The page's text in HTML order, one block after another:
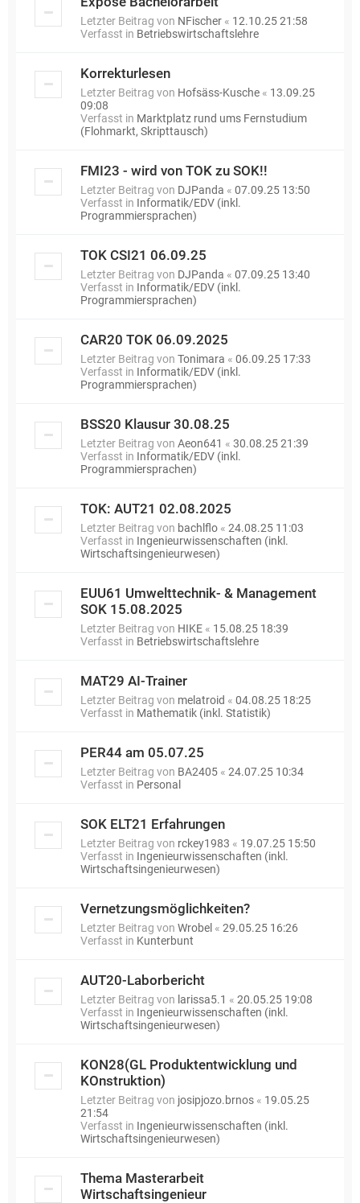
Letzter Beitrag von NFischer « 12.10.25 21:58
Verfasst in Betriebswirtschaftslehre
Korrekturlesen
Letzter Beitrag von Hofsäss-Kusche « 13.09.25
09:08
Verfasst in Marktplatz rund ums Fernstudium
(Flohmarkt, Skripttausch)
FMI23 - wird von TOK zu SOK!!
Letzter Beitrag von DJPanda « 07.09.25 13:50
Verfasst in Informatik/EDV (inkl.
Programmiersprachen)
TOK CSI21 06.09.25
Letzter Beitrag von DJPanda « 07.09.25 13:40
Verfasst in Informatik/EDV (inkl.
Programmiersprachen)
CAR20 TOK 06.09.2025
Letzter Beitrag von Tonimara « 06.09.25 17:33
Verfasst in Informatik/EDV (inkl.
Programmiersprachen)
BSS20 Klausur 30.08.25
Letzter Beitrag von Aeon641 « 30.08.25 21:39
Verfasst in Informatik/EDV (inkl.
Programmiersprachen)
TOK: AUT21 02.08.2025
Letzter Beitrag von bachlflo « 24.08.25 11:03
Verfasst in Ingenieurwissenschaften (inkl.
Wirtschaftsingenieurwesen)
EUU61 Umwelttechnik- & Management
SOK 15.08.2025
Letzter Beitrag von HIKE « 15.08.25 18:39
Verfasst in Betriebswirtschaftslehre
MAT29 AI-Trainer
Letzter Beitrag von melatroid « 04.08.25 18:25
Verfasst in Mathematik (inkl. Statistik)
PER44 am 05.07.25
Letzter Beitrag von BA2405 « 24.07.25 10:34
Verfasst in Personal
SOK ELT21 Erfahrungen
Letzter Beitrag von rckey1983 « 19.07.25 15:50
Verfasst in Ingenieurwissenschaften (inkl.
Wirtschaftsingenieurwesen)
Vernetzungsmöglichkeiten?
Letzter Beitrag von Wrobel « 29.05.25 16:26
Verfasst in Kunterbunt
AUT20-Laborbericht
Letzter Beitrag von larissa5.1 « 20.05.25 19:08
Verfasst in Ingenieurwissenschaften (inkl.
Wirtschaftsingenieurwesen)
KON28(GL Produktentwicklung und
KOnstruktion)
Letzter Beitrag von josipjozo.brnos « 19.05.25
21:54
Verfasst in Ingenieurwissenschaften (inkl.
Wirtschaftsingenieurwesen)
Thema Masterarbeit
Wirtschaftsingenieur